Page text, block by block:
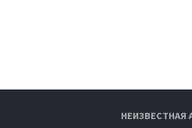
НЕИЗВЕСТНАЯ